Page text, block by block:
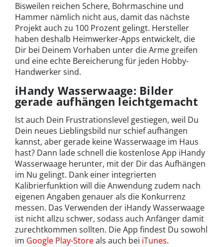
Bisweilen reichen Schere, Bohrmaschine und
Hammer nämlich nicht aus, damit das nächste
Projekt auch zu 100 Prozent gelingt. Hersteller
haben deshalb Heimwerker-Apps entwickelt, die
Dir bei Deinem Vorhaben unter die Arme greifen
und eine echte Bereicherung für jeden Hobby-
Handwerker sind.
iHandy Wasserwaage: Bilder
gerade aufhängen leichtgemacht
Ist auch Dein Frustrationslevel gestiegen, weil Du
Dein neues Lieblingsbild nur schief aufhängen
kannst, aber gerade keine Wasserwaage im Haus
hast? Dann lade schnell die kostenlose App iHandy
Wasserwaage herunter, mit der Dir das Aufhängen
im Nu gelingt. Dank einer integrierten
Kalibrierfunktion will die Anwendung zudem nach
eigenen Angaben genauer als die Konkurrenz
messen. Das Verwenden der iHandy Wasserwaage
ist nicht allzu schwer, sodass auch Anfänger damit
zurechtkommen sollten. Die App findest Du sowohl
im Google Play-Storeals auch bei iTunes.